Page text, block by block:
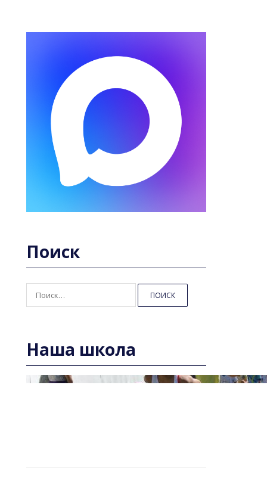
Поиск
Наша школа